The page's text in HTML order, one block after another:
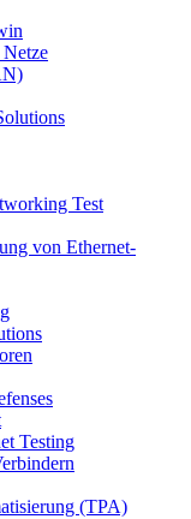
Test
von Ethernet-
Testing
(TPA)